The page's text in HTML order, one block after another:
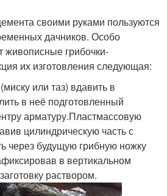
своими руками пользуются
дачников. Особо
живописные грибочки-
их изготовления следующая:
или таз) вдавить в
в неё подготовленный
арматуру.Пластмассовую
цилиндрическую часть с
через будущую грибную ножку
в вертикальном
раствором.